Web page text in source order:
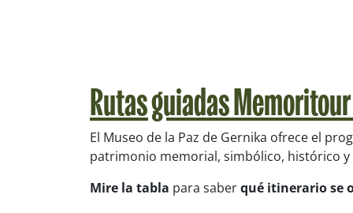
Rutas guiadas
El Museo de la Paz de Gernika ofrece el
patrimonio memorial, simbólico, histórico y
Mire la tabla para saberqué itinerario se